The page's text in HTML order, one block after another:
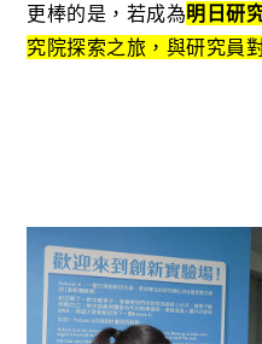
更棒的是，若成為明日研
究院探索之旅，與研究員